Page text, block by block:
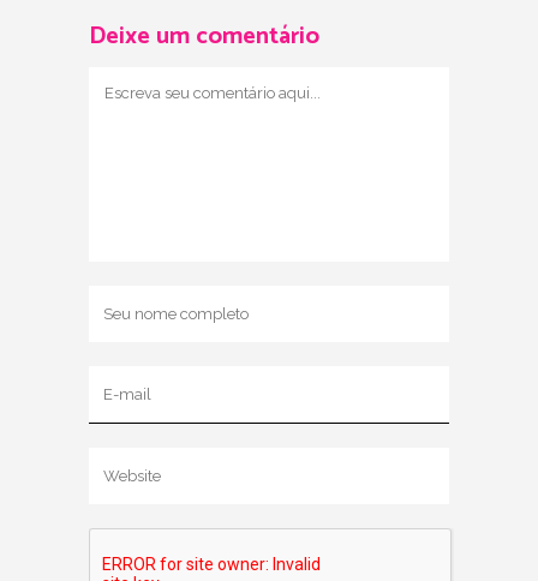
Deixe um comentário